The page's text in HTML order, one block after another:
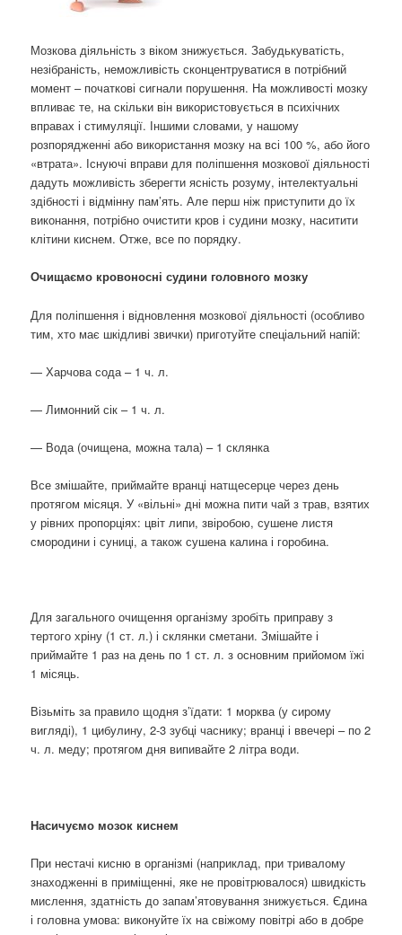
Мозкова діяльність з віком знижується. Забудькуватість,
незібраність, неможливість сконцентруватися в потрібний
момент – початкові сигнали порушення. На можливості мозку
впливає те, на скільки він використовується в психічних
вправах і стимуляції. Іншими словами, у нашому
розпорядженні або використання мозку на всі 100 %, або його
«втрата». Існуючі вправи для поліпшення мозкової діяльності
дадуть можливість зберегти ясність розуму, інтелектуальні
здібності і відмінну пам’ять. Але перш ніж приступити до їх
виконання, потрібно очистити кров і судини мозку, наситити
клітини киснем. Отже, все по порядку.
Очищаємо кровоносні судини головного мозку
Для поліпшення і відновлення мозкової діяльності (особливо
тим, хто має шкідливі звички) приготуйте спеціальний напій:
— Харчова сода – 1 ч. л.
— Лимонний сік – 1 ч. л.
— Вода (очищена, можна тала) – 1 склянка
Все змішайте, приймайте вранці натщесерце через день
протягом місяця. У «вільні» дні можна пити чай з трав, взятих
у рівних пропорціях: цвіт липи, звіробою, сушене листя
смородини і суниці, а також сушена калина і горобина.
Для загального очищення організму зробіть приправу з
тертого хріну (1 ст. л.) і склянки сметани. Змішайте і
приймайте 1 раз на день по 1 ст. л. з основним прийомом їжі
1 місяць.
Візьміть за правило щодня з’їдати: 1 морква (у сирому
вигляді), 1 цибулину, 2-3 зубці часнику; вранці і ввечері – по 2
ч. л. меду; протягом дня випивайте 2 літра води.
Насичуємо мозок киснем
При нестачі кисню в організмі (наприклад, при тривалому
знаходженні в приміщенні, яке не провітрювалося) швидкість
мислення, здатність до запам’ятовування знижується. Єдина
і головна умова: виконуйте їх на свіжому повітрі або в добре